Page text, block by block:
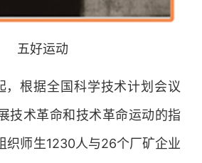
五好运动
，根据全国科学技术计划会议
技术革命和技术革命运动的指
织师生1230人与26个厂矿企业